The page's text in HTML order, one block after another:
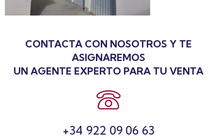
CONTACTA CON NOSOTROS Y TE
ASIGNAREMOS
UN AGENTE EXPERTO PARA TU VENTA
+34 922 09 06 63